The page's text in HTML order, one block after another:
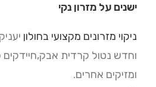
ישנים על מזרון נקי
ניקוי מזרונים מקצועי בחולון
וחדש נטול קרדית
ומזיקים אחרים.